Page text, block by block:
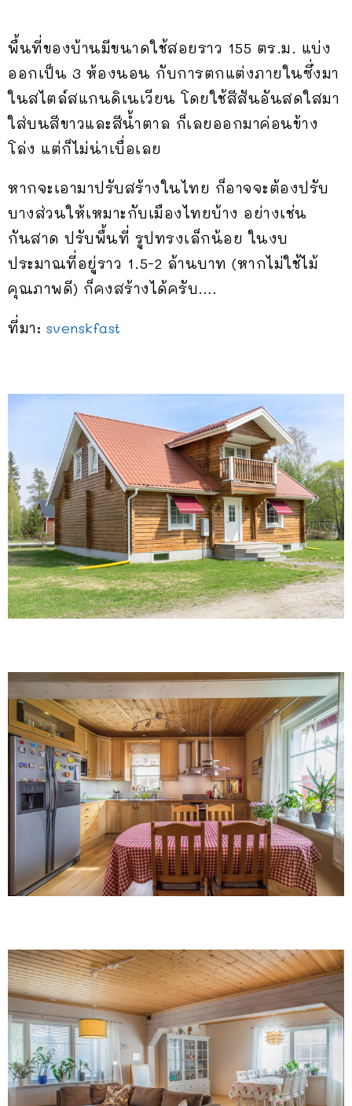
พื้นที่ของบ้านมีขนาดใช้สอยราว 155 ตร.ม. แบ่ง
ออกเป็น 3 ห้องนอน กับการตกแต่งภายในซึ่งมา
ในสไตล์สแกนดิเนเวียน โดยใช้สีสันอันสดใสมา
ใส่บนสีขาวและสีน้ำตาล ก็เลยออกมาค่อนข้าง
โล่ง แต่ก็ไม่น่าเบื่อเลย
หากจะเอามาปรับสร้างในไทย ก็อาจจะต้องปรับ
บางส่วนให้เหมาะกับเมืองไทยบ้าง อย่างเช่น
กันสาด ปรับพื้นที่ รูปทรงเล็กน้อย ในงบ
ประมาณที่อยู่ราว 1.5-2 ล้านบาท (หากไม่ใช้ไม้
คุณภาพดี) ก็คงสร้างได้ครับ….
ที่มา: svenskfast